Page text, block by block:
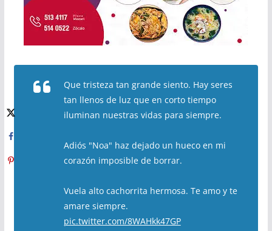
Que tristeza tan grande siento. Hay seres
tan llenos de luz que en corto tiempo
iluminan nuestras vidas para siempre.
Adiós "Noa" haz dejado un hueco en mi
corazón imposible de borrar.
Vuela alto cachorrita hermosa. Te amo y te
amare siempre.
pic.twitter.com/8WAHkk47GP